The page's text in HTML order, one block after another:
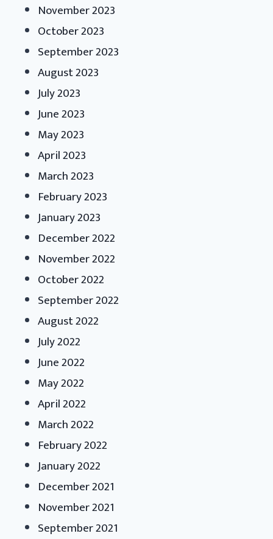
November 2023
October 2023
September 2023
August 2023
July 2023
June 2023
May 2023
April 2023
March 2023
February 2023
January 2023
December 2022
November 2022
October 2022
September 2022
August 2022
July 2022
June 2022
May 2022
April 2022
March 2022
February 2022
January 2022
December 2021
November 2021
September 2021